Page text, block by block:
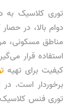
توری کلاسیک
دوام بالا، در
مناطق مسکونی،
استفاده قرار
کیفیت برای تهیه
برخوردار است.
توری فنس